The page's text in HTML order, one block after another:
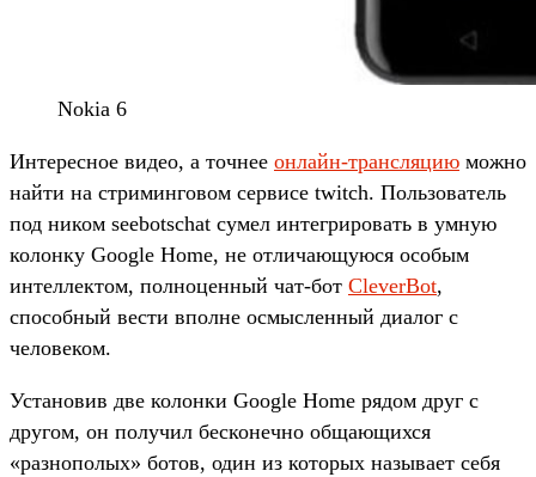
Nokia 6
Интересное видео, а точнее онлайн-трансляцию можно
найти на стриминговом сервисе twitch. Пользователь
под ником seebotschat сумел интегрировать в умную
колонку Google Home, не отличающуюся особым
интеллектом, полноценный чат-бот CleverBot,
способный вести вполне осмысленный диалог с
человеком.
Установив две колонки Google Home рядом друг с
другом, он получил бесконечно общающихся
«разнополых» ботов, один из которых называет себя